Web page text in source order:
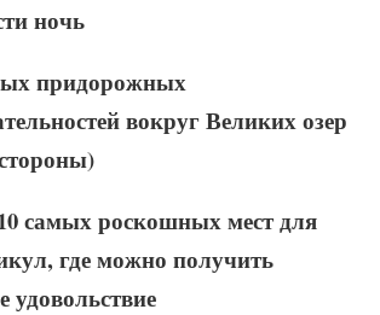
ночь
придорожных
вокруг Великих озер
самых роскошных мест для
где можно получить
удовольствие